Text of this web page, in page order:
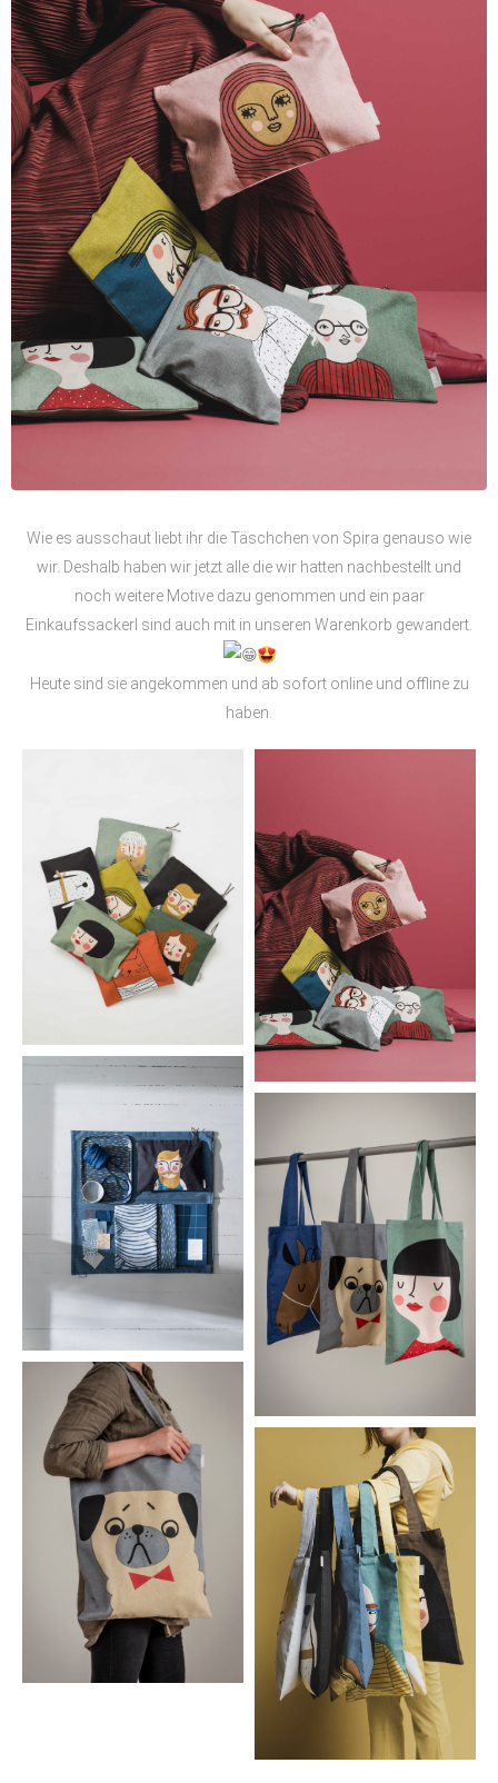
Wie es ausschaut liebt ihr die Täschchen von Spira genauso wie
wir. Deshalb haben wir jetzt alle die wir hatten nachbestellt und
noch weitere Motive dazu genommen und ein paar
Einkaufssackerl sind auch mit in unseren Warenkorb gewandert.
Heute sind sie angekommen und ab sofort online und offline zu
haben.